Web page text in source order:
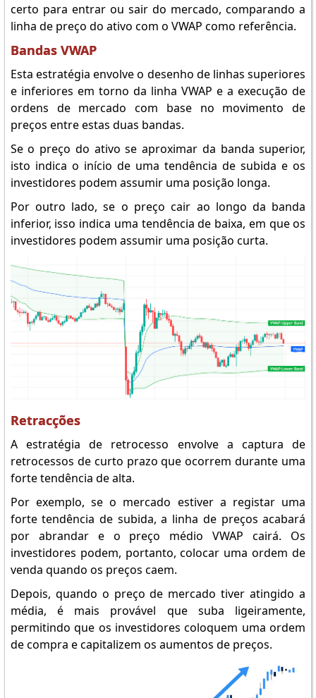
certo para entrar ou sair do mercado, comparando a
linha de preço do ativo com o VWAP como referência.
Bandas VWAP
Esta estratégia envolve o desenho de linhas superiores
e inferiores em torno da linha VWAP e a execução de
ordens de mercado com base no movimento de
preços entre estas duas bandas.
Se o preço do ativo se aproximar da banda superior,
isto indica o início de uma tendência de subida e os
investidores podem assumir uma posição longa.
Por outro lado, se o preço cair ao longo da banda
inferior, isso indica uma tendência de baixa, em que os
investidores podem assumir uma posição curta.
Retracções
A estratégia de retrocesso envolve a captura de
retrocessos de curto prazo que ocorrem durante uma
forte tendência de alta.
Por exemplo, se o mercado estiver a registar uma
forte tendência de subida, a linha de preços acabará
por abrandar e o preço médio VWAP cairá. Os
investidores podem, portanto, colocar uma ordem de
venda quando os preços caem.
Depois, quando o preço de mercado tiver atingido a
média, é mais provável que suba ligeiramente,
permitindo que os investidores coloquem uma ordem
de compra e capitalizem os aumentos de preços.